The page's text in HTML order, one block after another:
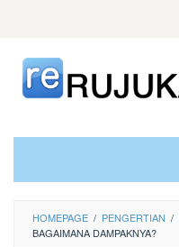
content
HOMEPAGE / PENGERTIAN /
BAGAIMANA DAMPAKNYA?